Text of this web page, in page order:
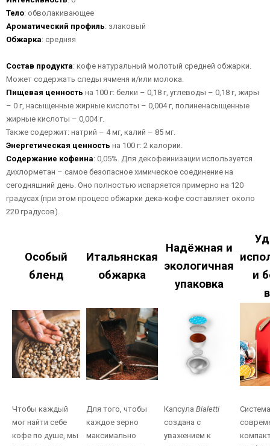
Тело: обволакивающее
Ароматический профиль: злаковый
Обжарка: средняя
Состав продукта: кофе натуральный молотый средней обжарки.
Может содержать следы ячменя и/или молока.
Пищевая ценность на 100 г: белки – 0,18 г, углеводы – 0,18 г, жиры
– 0 г, насыщенные жирные кислоты – 0,004 г, полиненасыщенные
жирные кислоты – 0,004 г.
Также содержит: натрий – 4 мг, калий – 85 мг.
Энергетическая ценность на 100 г: 2 калории.
Содержание кофеина: 0,05%. Для декофеинизации используется
дихлорметан – самое безопасное химическое соединение на
сегодняшний день. Оно полностью испаряется примерно на 120
градусах (при этом процесс обжарки дека-кофе составляет около
220 градусов).
Особый
бленд
Итальянская
обжарка
Надёжная и
экологичная
упаковка
и
Чтобы каждый
мог найти себе
кофе по душе, мы
Для того, чтобы
каждое зерно
максимально
Капсула Bialetti
создана с
уважением к